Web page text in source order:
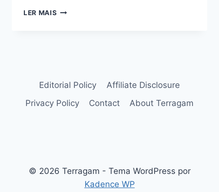
LER MAIS SUCULENTA
CONHECER
CULTIVAR
Editorial Policy
Affiliate Disclosure
Privacy Policy
Contact About Terragam
© 2026 Terragam - Tema WordPress por
Kadence WP